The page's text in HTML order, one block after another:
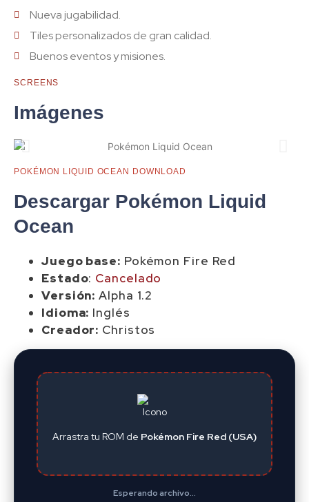
Nueva jugabilidad.
Tiles personalizados de gran calidad.
Buenos eventos y misiones.
SCREENS
Imágenes
POKÉMON LIQUID OCEAN DOWNLOAD
Descargar Pokémon Liquid
Ocean
Juego base: Pokémon Fire Red
Estado: Cancelado
Versión: Alpha 1.2
Idioma: Inglés
Creador: Christos
Arrastra tu ROM de Pokémon Fire Red (USA)
Esperando archivo...